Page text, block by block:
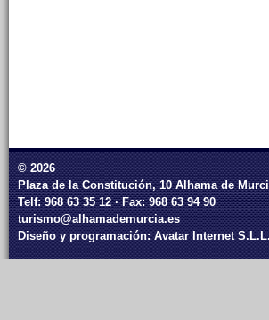
© 2026
Plaza de la Constitución, 10 Alhama de
Telf: 968 63 35 12 · Fax: 968 63 94 90
turismo@alhamademurcia.es
Diseño y programación:Avatar Internet S.L.L.